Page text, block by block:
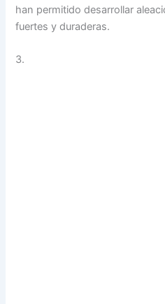
han permitido desarrollar
fuertes y duraderas.
3.